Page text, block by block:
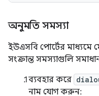
অনুমতি সমস্যা
ইউএসবি পোর্টের মাধ্যমে
সংক্রান্ত সমস্যাগুলি
ব্যবহার করে
নাম যোগ করুন: